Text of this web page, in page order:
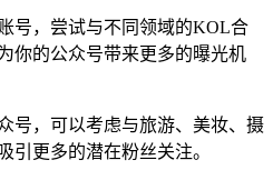
号，尝试与不同领域的KOL合
你的公众号带来更多的曝光机
号，可以考虑与旅游、美妆、摄
引更多的潜在粉丝关注。